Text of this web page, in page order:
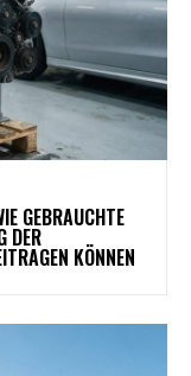
GEBRAUCHTE
DER
KÖNNEN